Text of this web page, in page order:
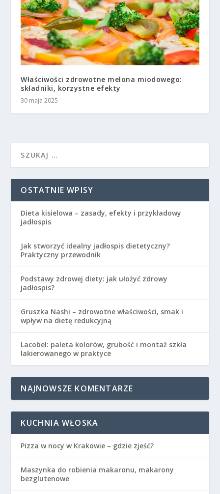
Właściwości zdrowotne melona miodowego:
składniki, korzystne efekty
30 maja 2025
OSTATNIE WPISY
Dieta kisielowa – zasady, efekty i przykładowy
jadłospis
Jak stworzyć idealny jadłospis dietetyczny?
Praktyczny przewodnik
Podstawy zdrowej diety: jak ułożyć zdrowy
jadłospis?
Gruszka Nashi – zdrowotne właściwości, smak i
wpływ na dietę redukcyjną
Lacobel: paleta kolorów, grubość i montaż szkła
lakierowanego w praktyce
NAJNOWSZE KOMENTARZE
KUCHNIA WŁOSKA
Pizza w nocy w Krakowie – gdzie zjeść?
Maszynka do robienia makaronu, makarony
bezglutenowe